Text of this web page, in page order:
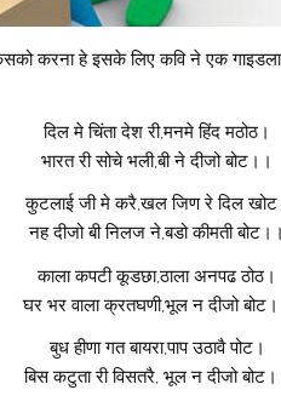
करना हे इसके लिए कवि ने एक
दिल मे चिंता देश री,मनमे हिंद मठोठ।
भारत री सोचे भली,बी ने दीजो बोट।।
कुटलाई जी मे करै,खल जिण रे दिल
नह दीजो बी निलज ने,बडो कीमती बोट।।
काला कपटी कूडछा,ठाला अनपढ ठोठ।
घर भर वाला क्रतघणी,भूल न दीजो
बुध हीणा गत बायरा,पाप उठावै पोट।
बिस कटुता री विसतरै, भूल न दीजो